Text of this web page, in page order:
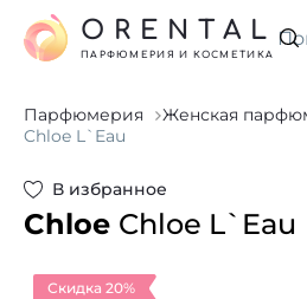
ORENTAL
ПАРФЮМЕРИЯ И КОСМЕТИКА
Парфюмерия Женская
Chloe L`Eau
В избранное
Chloe Chloe L`Eau
Скидка 20%